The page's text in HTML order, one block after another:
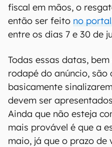
fiscal em mãos, o
então ser feito no
entre os dias 7 e 30 de
Todas essas datas,
rodapé do anúncio, são
basicamente
devem ser
Ainda que não esteja
mais provável é que a
maio, já que o prazo